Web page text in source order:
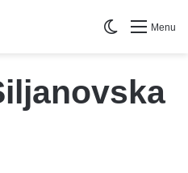
Menu
Switch skin